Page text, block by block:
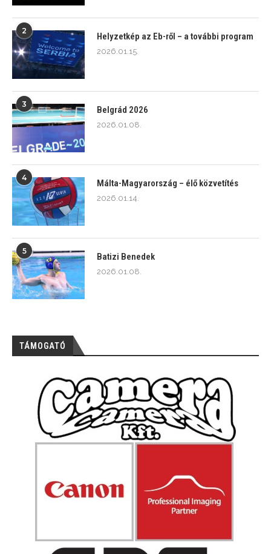
2
Helyzetkép az Eb-ről – a további program
2026.01.15.
3
Belgrád 2026
2026.01.08.
4
Málta-Magyarország – élő közvetítés
2026.01.14.
5
Batizi Benedek
2026.01.08.
TÁMOGATÓ